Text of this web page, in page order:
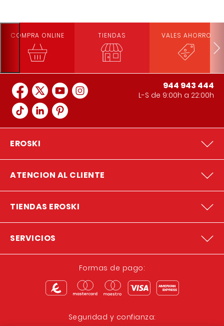
COMPRA ONLINE TIENDAS VALES AHORRO
944 943 444
L-S de 9:00h a 22:00h
EROSKI
ATENCION AL CLIENTE
TIENDAS EROSKI
SERVICIOS
Formas de pago:
Seguridad y confianza: